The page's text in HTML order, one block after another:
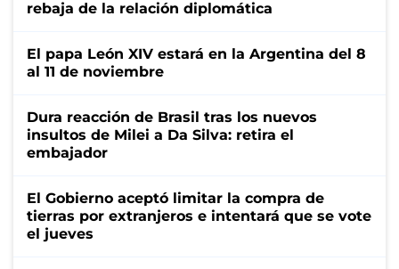
rebaja de la relación diplomática
El papa León XIV estará en la Argentina del 8
al 11 de noviembre
Dura reacción de Brasil tras los nuevos
insultos de Milei a Da Silva: retira el
embajador
El Gobierno aceptó limitar la compra de
tierras por extranjeros e intentará que se vote
el jueves